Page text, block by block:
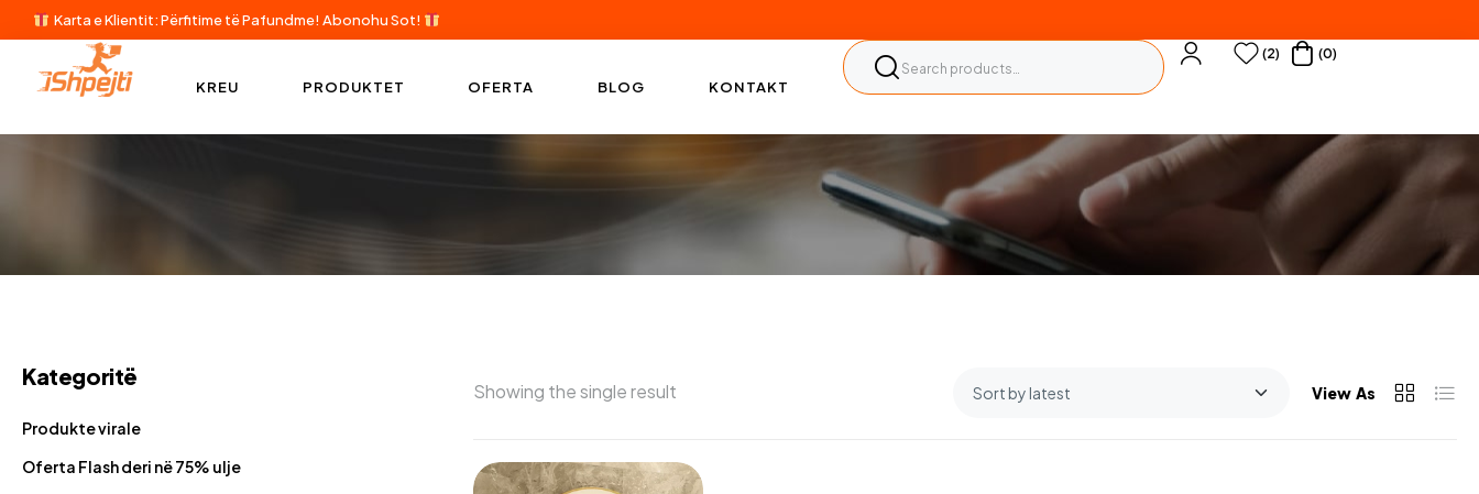
Karta e Klientit: Përfitime të Pafundme! Abonohu Sot!
KREU PRODUKTET OFERTA BLOG KONTAKT
(2) (0)
Showing the single result View As
Kategoritë
Produkte virale
Oferta Flash deri në 75% ulje